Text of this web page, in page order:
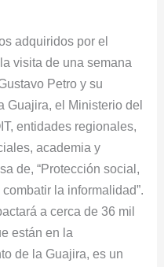
adquiridos por el
visita de una semana
Petro y su
Guajira, el Ministerio del
entidades regionales,
academia y
de, “Protección social,
la informalidad”.
a cerca de 36 mil
están en la
de la Guajira, es un